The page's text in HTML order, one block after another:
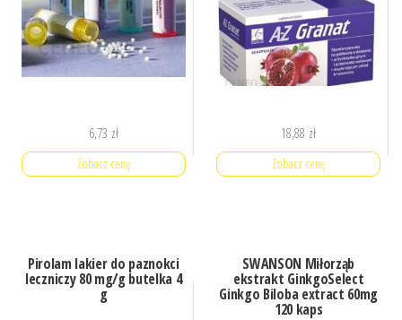
6,73 zł
Zobacz cenę
18,88 zł
Zobacz cenę
Pirolam lakier do paznokci
leczniczy 80 mg/g butelka 4
g
SWANSON Miłorząb
ekstrakt GinkgoSelect
Ginkgo Biloba extract 60mg
120 kaps